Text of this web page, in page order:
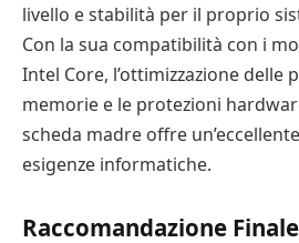
livello e stabilità per il proprio
Con la sua compatibilità con i
Intel Core, l’ottimizzazione delle
memorie e le protezioni
scheda madre offre
esigenze informatiche.
Raccomandazione Finale